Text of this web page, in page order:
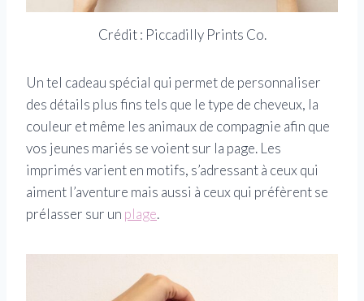
Crédit : Piccadilly Prints Co.
Un tel cadeau spécial qui permet de personnaliser
des détails plus fins tels que le type de cheveux, la
couleur et même les animaux de compagnie afin que
vos jeunes mariés se voient sur la page. Les
imprimés varient en motifs, s’adressant à ceux qui
aiment l’aventure mais aussi à ceux qui préfèrent se
prélasser sur un plage.